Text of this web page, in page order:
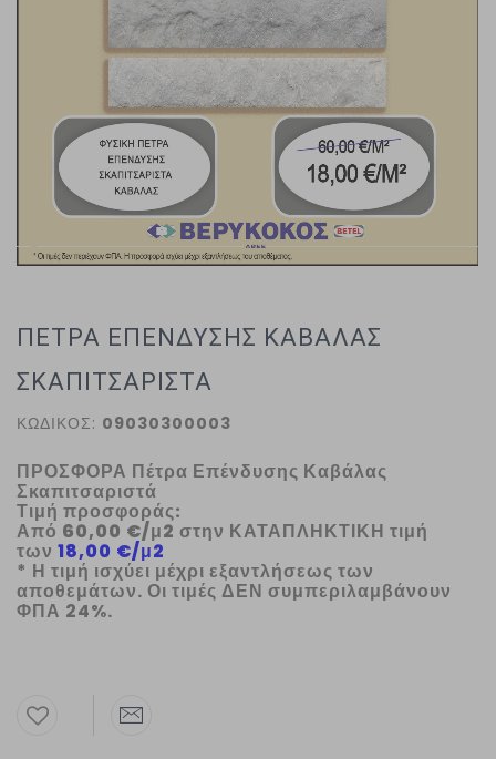
ΠΕΤΡΑ ΕΠΕΝΔΥΣΗΣ ΚΑΒΑΛΑΣ
ΣΚΑΠΙΤΣΑΡΙΣΤΑ
ΚΩΔΙΚΟΣ: 09030300003
ΠΡΟΣΦΟΡΑ Πέτρα Επένδυσης Καβάλας
Σκαπιτσαριστά
Τιμή προσφοράς:
Από 60,00 €/μ2 στην ΚΑΤΑΠΛΗΚΤΙΚΗ τιμή
των 18,00 €/μ2
* Η τιμή ισχύει μέχρι εξαντλήσεως των
αποθεμάτων. Οι τιμές ΔΕΝ συμπεριλαμβάνουν
ΦΠΑ 24%.